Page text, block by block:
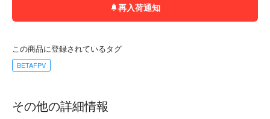
再入荷通知
この商品に登録されているタグ
BETAFPV
その他の詳細情報